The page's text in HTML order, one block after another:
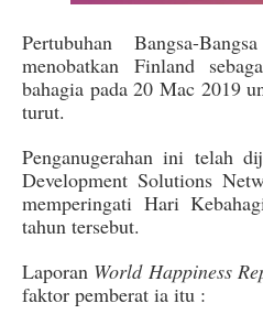
Pertubuhan Bangsa-
menobatkan Finland
bahagia pada 20 Mac 2019
turut.
Penganugerahan ini telah
Development Solutions
memperingati Hari
tahun tersebut.
Laporan World Happiness
faktor pemberat ia itu :